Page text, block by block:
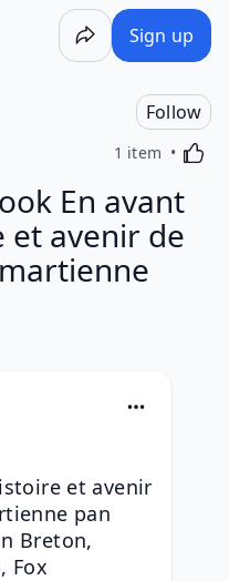
Sign up
Follow
1 item
En avant
et avenir de
et avenir
pan
Breton,
Fox